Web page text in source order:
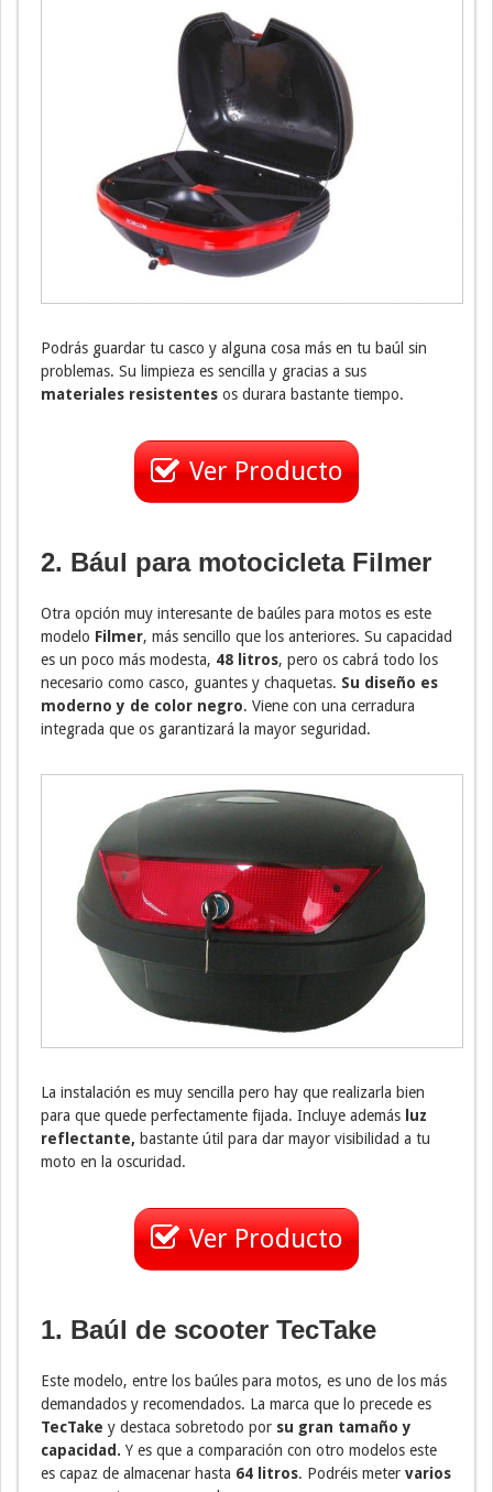
Podrás guardar tu casco y alguna cosa más en tu baúl sin
problemas. Su limpieza es sencilla y gracias a sus
materiales resistentes os durara bastante tiempo.
Ver Producto
2. Bául para motocicleta Filmer
Otra opción muy interesante de baúles para motos es este
modelo Filmer, más sencillo que los anteriores. Su capacidad
es un poco más modesta, 48 litros, pero os cabrá todo los
necesario como casco, guantes y chaquetas. Su diseño es
moderno y de color negro. Viene con una cerradura
integrada que os garantizará la mayor seguridad.
La instalación es muy sencilla pero hay que realizarla bien
para que quede perfectamente fijada. Incluye además luz
reflectante, bastante útil para dar mayor visibilidad a tu
moto en la oscuridad.
Ver Producto
1. Baúl de scooter TecTake
Este modelo, entre los baúles para motos, es uno de los más
demandados y recomendados. La marca que lo precede es
TecTake y destaca sobretodo por su gran tamaño y
capacidad. Y es que a comparación con otro modelos este
es capaz de almacenar hasta 64 litros. Podréis meter varios